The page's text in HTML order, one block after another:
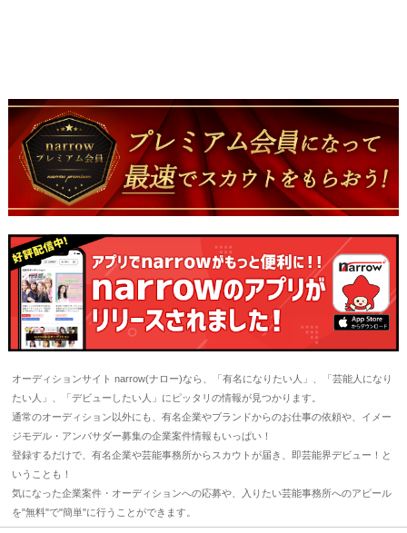
オーディションサイト narrow(ナロー)なら、「有名になりたい人」、「芸能人になり
たい人」、「デビューしたい人」にピッタリの情報が見つかります。
通常のオーディション以外にも、有名企業やブランドからのお仕事の依頼や、イメー
ジモデル・アンバサダー募集の企業案件情報もいっぱい！
登録するだけで、有名企業や芸能事務所からスカウトが届き、即芸能界デビュー！と
いうことも！
気になった企業案件・オーディションへの応募や、入りたい芸能事務所へのアピール
を"無料"で"簡単"に行うことができます。